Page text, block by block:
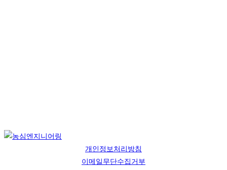
개인정보처리방침
이메일무단수집거부